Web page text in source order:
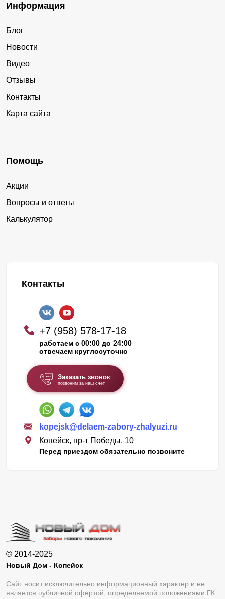
Информация
Блог
Новости
Видео
Отзывы
Контакты
Карта сайта
Помощь
Акции
Вопросы и ответы
Калькулятор
Контакты
+7 (958) 578-17-18
работаем с 00:00 до 24:00
отвечаем круглосуточно
Заказать звонок
позвоним за наш счет
kopejsk@delaem-zabory-zhalyuzi.ru
Копейск, пр-т Победы, 10
Перед приездом обязательно позвоните
© 2014-2025
Новый Дом - Копейск
Сайт носит исключительно информационный характер и не
является публичной офертой, определяемой положениями ГК